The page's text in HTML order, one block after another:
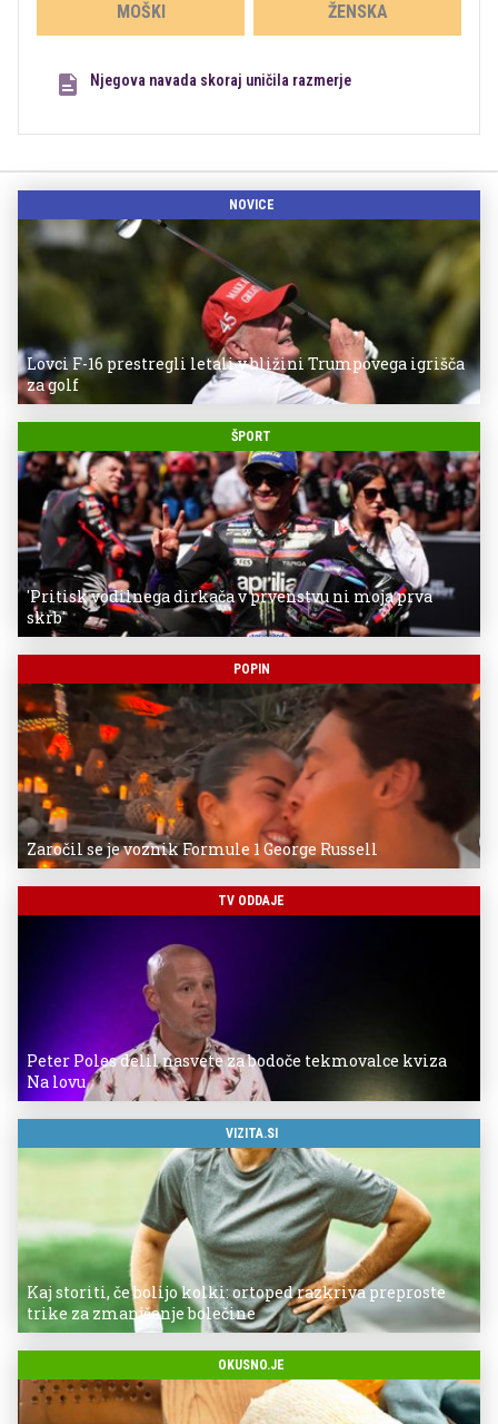
MOŠKI ŽENSKA
Njegova navada skoraj uničila razmerje
NOVICE
Lovci F-16 prestregli letali v bližini Trumpovega igrišča
za golf
ŠPORT
'Pritisk vodilnega dirkača v prvenstvu ni moja prva
skrb'
POPIN
Zaročil se je voznik Formule 1 George Russell
TV ODDAJE
Peter Poles delil nasvete za bodoče tekmovalce kviza
Na lovu
VIZITA.SI
Kaj storiti, če bolijo kolki: ortoped razkriva preproste
trike za zmanjšanje bolečine
OKUSNO.JE